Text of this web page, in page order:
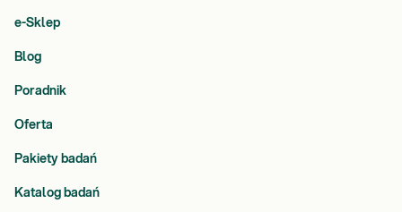
e-Sklep
Blog
Poradnik
Oferta
Pakiety badań
Katalog badań